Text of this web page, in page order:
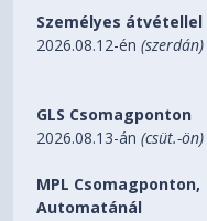
Személyes átvétellel
2026.08.12-én(szerdán)
GLS Csomagponton
2026.08.13-án(csüt.-ön)
MPL Csomagponton,
Automatánál